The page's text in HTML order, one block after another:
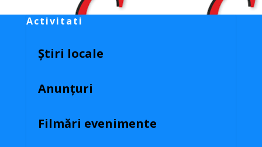
Activitati
Știri locale
Anunțuri
Filmări evenimente